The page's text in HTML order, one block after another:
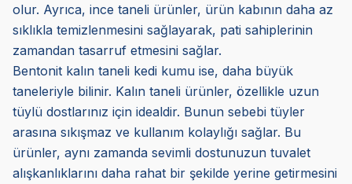
olur. Ayrıca, ince taneli ürünler, ürün kabının daha az
sıklıkla temizlenmesini sağlayarak, pati sahiplerinin
zamandan tasarruf etmesini sağlar.
Bentonit kalın taneli kedi kumu ise, daha büyük
taneleriyle bilinir. Kalın taneli ürünler, özellikle uzun
tüylü dostlarınız için idealdir. Bunun sebebi tüyler
arasına sıkışmaz ve kullanım kolaylığı sağlar. Bu
ürünler, aynı zamanda sevimli dostunuzun tuvalet
alışkanlıklarını daha rahat bir şekilde yerine getirmesini